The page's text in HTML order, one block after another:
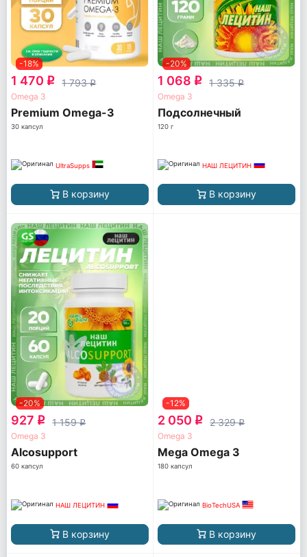
-18%
1 470 q 1 793q
Omega 3
Premium Omega-3
30 капсул
UltraSupps
В корзину
-20%
1 068 q 1 335q
Omega 3
Подсолнечный
120 г
НАШ ЛЕЦИТИН
В корзину
-20%
927 q 1 159q
Omega 3
Alcosupport
60 капсул
НАШ ЛЕЦИТИН
В корзину
-12%
2 050 q 2 329q
Omega 3
Mega Omega 3
180 капсул
BioTechUSA
В корзину